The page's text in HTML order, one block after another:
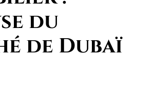
du
de Dubaï